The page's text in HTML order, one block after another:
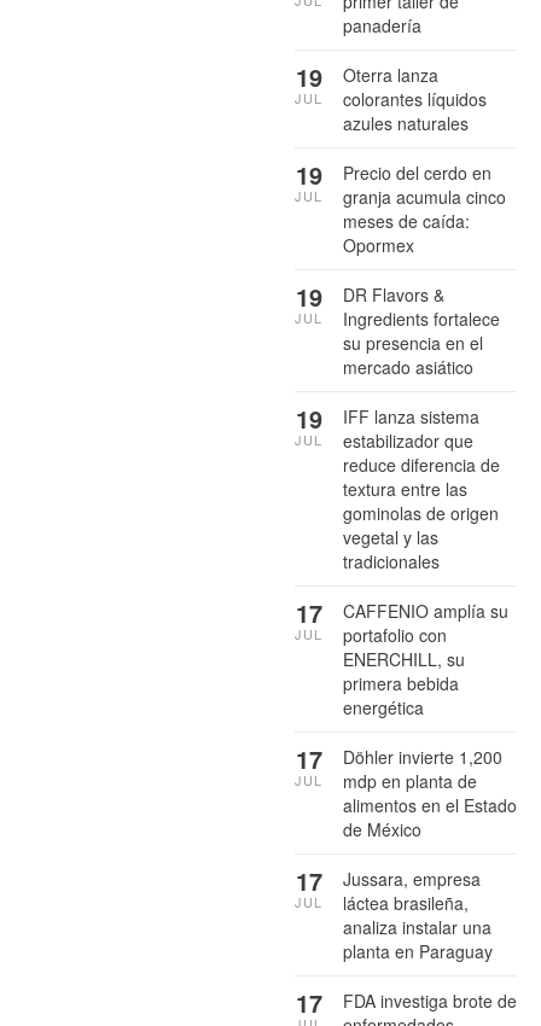
panadería
Oterra lanza
colorantes líquidos
azules naturales
19
JUL
Precio del cerdo en
granja acumula cinco
meses de caída:
Opormex
19
JUL
DR Flavors &
Ingredients fortalece
su presencia en el
mercado asiático
19
JUL
IFF lanza sistema
estabilizador que
reduce diferencia de
textura entre las
gominolas de origen
vegetal y las
tradicionales
19
JUL
CAFFENIO amplía su
portafolio con
ENERCHILL, su
primera bebida
energética
17
JUL
Döhler invierte 1,200
mdp en planta de
alimentos en el Estado
de México
17
JUL
Jussara, empresa
láctea brasileña,
analiza instalar una
planta en Paraguay
17
JUL
FDA investiga brote de
17